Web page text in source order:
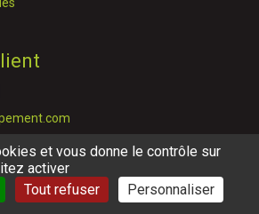
17h30
16h30
et vous donne le contrôle sur
activer
Tout refuser Personnaliser